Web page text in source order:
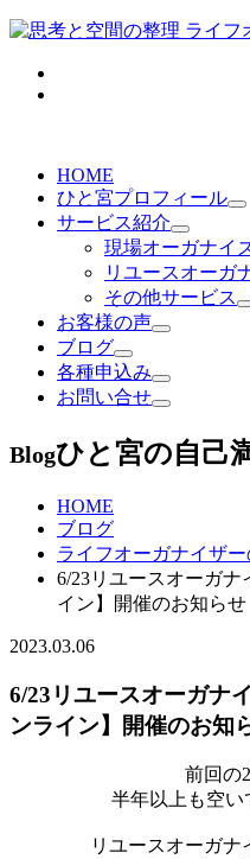
HOME
ひと宮プロフィール
サービス紹介
現場オーガナイ
リユースオーガ
その他サービス
お客様の声
ブログ
各種申込み
お問い合せ
Blogひと宮の自己
HOME
ブログ
ライフオーガナイザー
6/23リユースオーガ
イン】開催のお知らせ
2023.03.06
6/23リユースオーガナ
ンライン】開催のお知
前回の
半年以上も空い
リユースオーガナ